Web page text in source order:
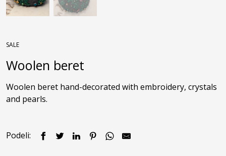
SALE
Woolen beret
Woolen beret hand-decorated with embroidery, crystals
and pearls.
Podeli: